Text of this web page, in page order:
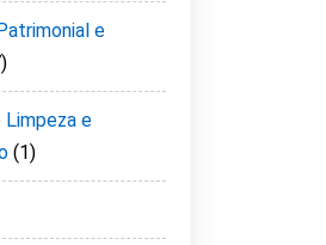
e
e
(1)